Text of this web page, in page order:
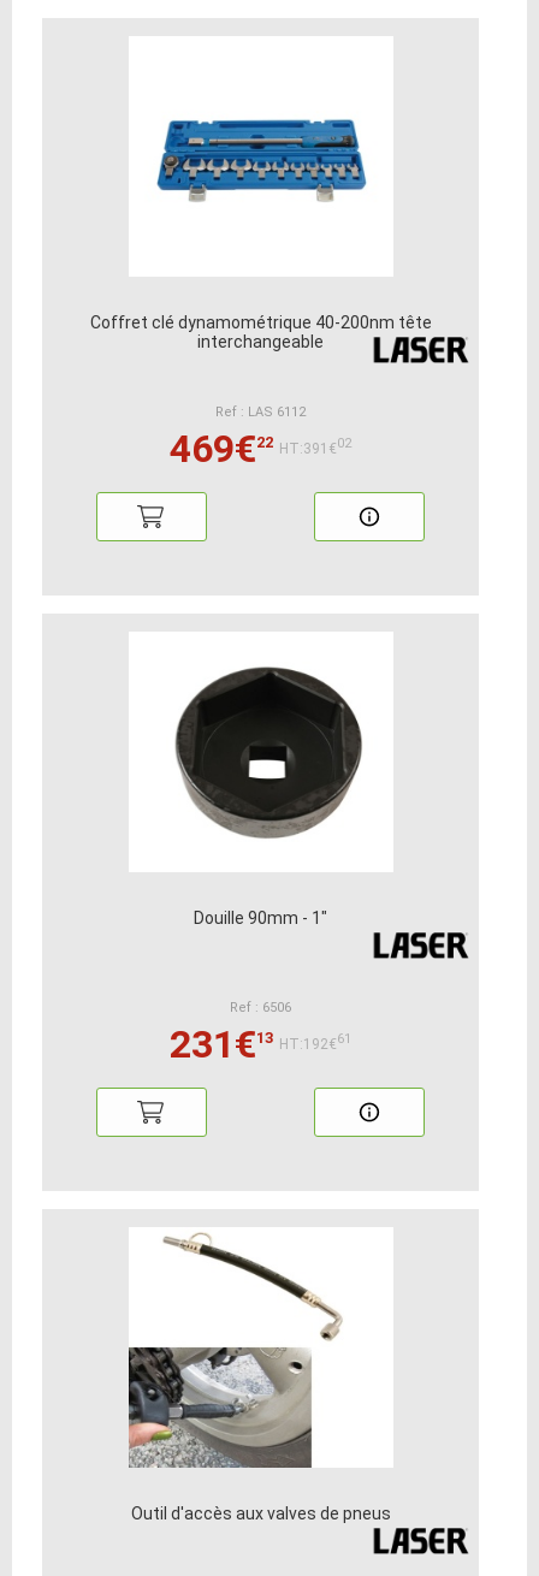
Coffret clé dynamométrique 40-200nm tête
interchangeable
Ref : LAS 6112
469€22 HT:391€02
Douille 90mm - 1"
Ref : 6506
231€13 HT:192€61
Outil d'accès aux valves de pneus